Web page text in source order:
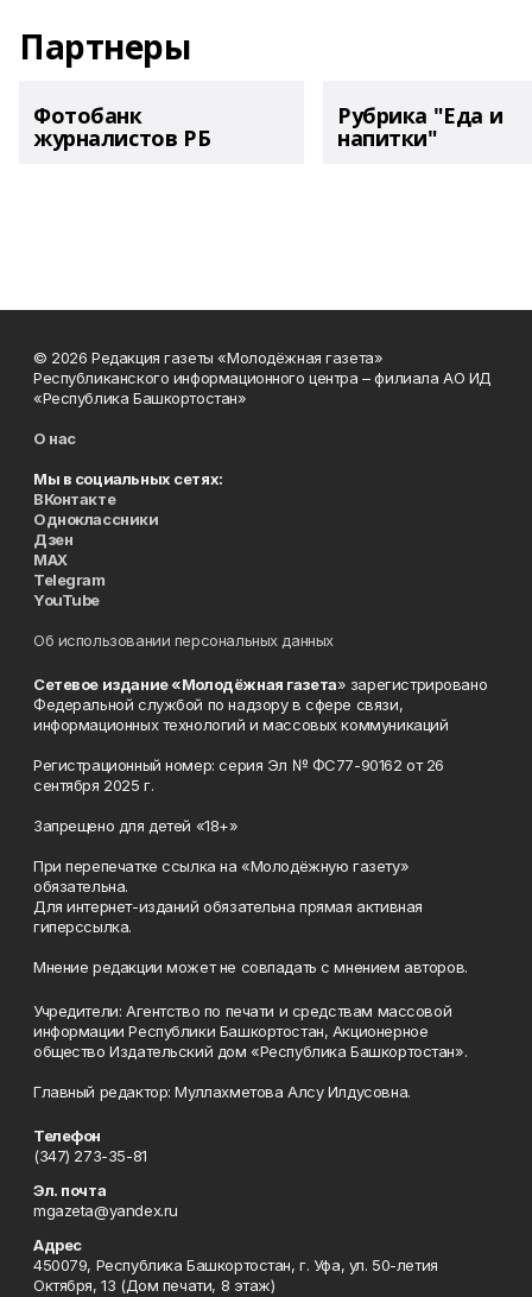
Партнеры
Фотобанк
журналистов РБ
Рубрика "Еда и
напитки"
© 2026 Редакция газеты «Молодёжная газета»
Республиканского информационного центра – филиала АО ИД
«Республика Башкортостан»
О нас
Мы в социальных сетях:
ВКонтакте
Одноклассники
Дзен
MAX
Telegram
YouTube
Об использовании персональных данных
Сетевое издание «Молодёжная газета» зарегистрировано
Федеральной службой по надзору в сфере связи,
информационных технологий и массовых коммуникаций
Регистрационный номер: серия Эл № ФС77-90162 от 26
сентября 2025 г.
Запрещено для детей «18+»
При перепечатке ссылка на «Молодёжную газету»
обязательна.
Для интернет-изданий обязательна прямая активная
гиперссылка.
Мнение редакции может не совпадать с мнением авторов.
Учредители: Агентство по печати и средствам массовой
информации Республики Башкортостан, Акционерное
общество Издательский дом «Республика Башкортостан».
Главный редактор: Муллахметова Алсу Илдусовна.
Телефон
(347) 273-35-81
Эл. почта
mgazeta@yandex.ru
Адрес
450079, Республика Башкортостан, г. Уфа, ул. 50-летия
Октября, 13 (Дом печати, 8 этаж)